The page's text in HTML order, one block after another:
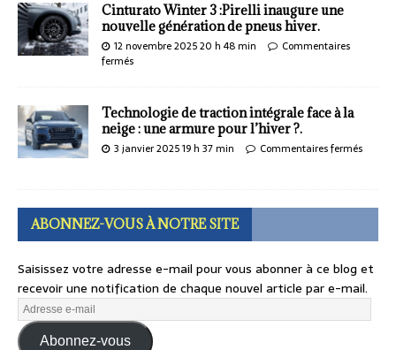
Cinturato Winter 3 :Pirelli inaugure une
nouvelle génération de pneus hiver.
12 novembre 2025 20 h 48 min
Commentaires
fermés
Technologie de traction intégrale face à la
neige : une armure pour l’hiver ?.
3 janvier 2025 19 h 37 min Commentaires fermés
ABONNEZ-VOUS À NOTRE SITE
Saisissez votre adresse e-mail pour vous abonner à ce blog et
recevoir une notification de chaque nouvel article par e-mail.
Abonnez-vous